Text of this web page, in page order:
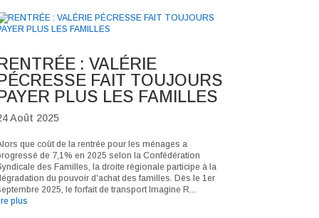
: VALÉRIE
FAIT TOUJOURS
PLUS LES FAMILLES
Août 2025
que coût de la rentrée pour les ménages a
de 7,1% en 2025 selon la Confédération
des Familles, la droite régionale participe à la
du pouvoir d’achat des familles. Dès le 1er
2025, le forfait de transport Imagine R...
plus